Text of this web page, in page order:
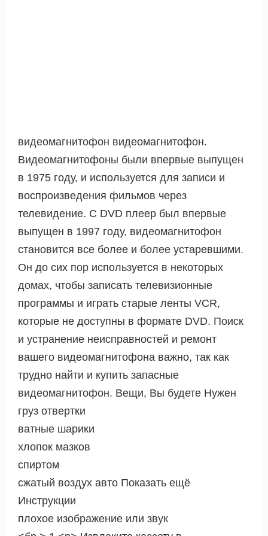
видеомагнитофон видеомагнитофон.
Видеомагнитофоны были впервые выпущен
в 1975 году, и используется для записи и
воспроизведения фильмов через
телевидение. С DVD плеер был впервые
выпущен в 1997 году, видеомагнитофон
становится все более и более устаревшими.
Он до сих пор используется в некоторых
домах, чтобы записать телевизионные
программы и играть старые ленты VCR,
которые не доступны в формате DVD. Поиск
и устранение неисправностей и ремонт
вашего видеомагнитофона важно, так как
трудно найти и купить запасные
видеомагнитофон. Вещи, Вы будете Нужен
груз отвертки
ватные шарики
хлопок мазков
спиртом
сжатый воздух авто Показать ещё
Инструкции
плохое изображение или звук